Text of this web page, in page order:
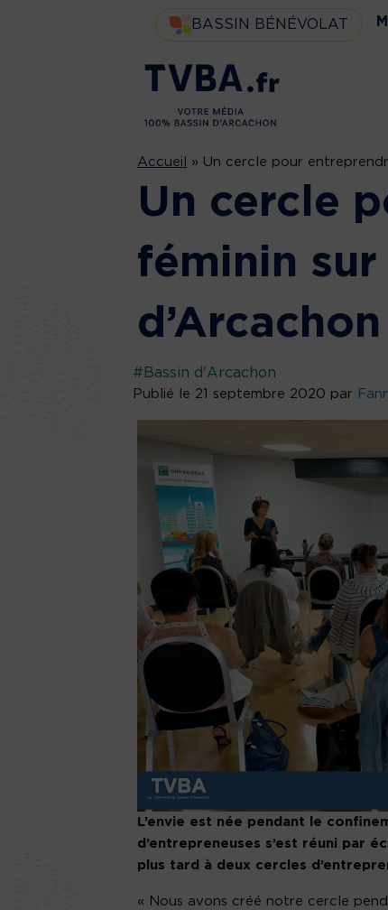
BASSIN BÉNÉVOLAT
Accueil » Un cercle pour
Un cercle
féminin sur
d’Arcachon
#Bassin d'Arcachon
Publié le 21 septembre 2020 par
L’envie est née pendant le
d’entrepreneuses s’est réuni par
plus tard à deux cercles
« Nous avons créé notre cercle